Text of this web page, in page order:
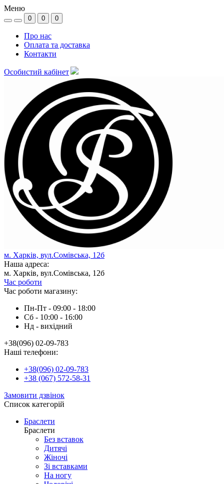
Меню
0 0 0
Про нас
Оплата та доставка
Контакти
Особистий кабінет
м. Харків, вул.Сомівська, 12б
Наша адреса:
м. Харків, вул.Сомівська, 12б
Час роботи
Час роботи магазину:
Пн-Пт - 09:00 - 18:00
Сб - 10:00 - 16:00
Нд - вихiдний
+38(096) 02-09-783
Наші телефони:
+38(096) 02-09-783
+38 (067) 572-58-31
Замовити дзвінок
Список категорій
Браслети
Браслети
Без вставок
Дитячі
Жіночі
Зі вставками
На ногу